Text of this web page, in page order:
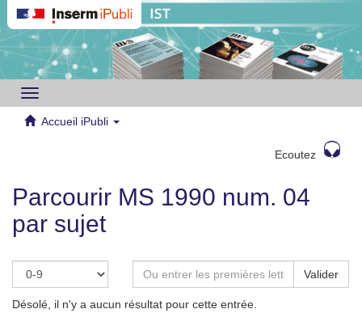
Toggle
navigation
Accueil iPubli
Ecoutez
Parcourir MS 1990 num. 04
par sujet
Valider
Désolé, il n'y a aucun résultat pour cette entrée.